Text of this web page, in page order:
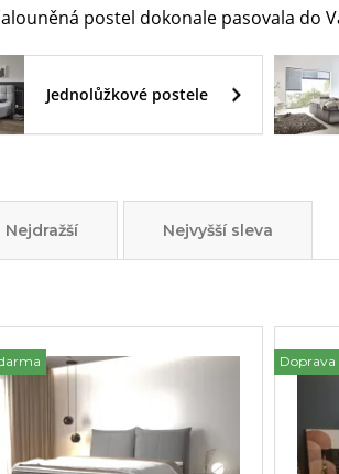
postel dokonale pasovala do
Jednolůžkové postele
Nejdražší Nejvyšší sleva